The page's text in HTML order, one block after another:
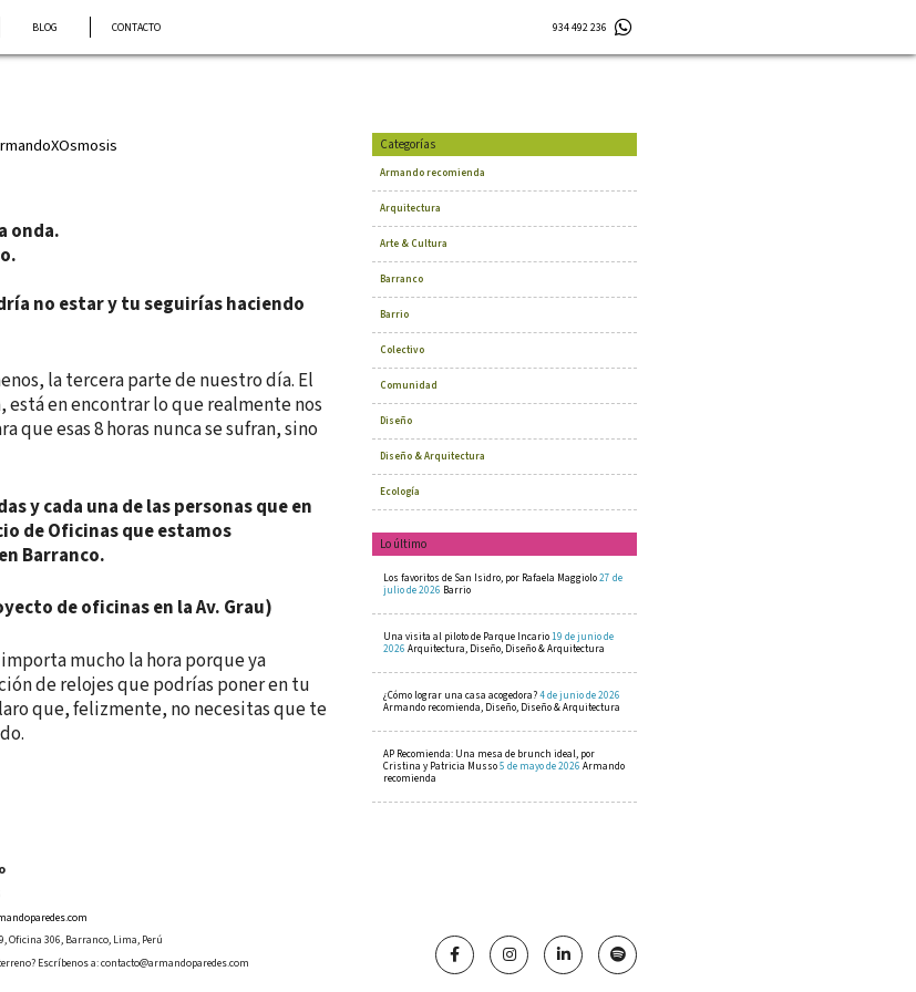
BLOG CONTACTO 934 492 236
onda.
no estar y tu seguirías haciendo
la tercera parte de nuestro día. El
en encontrar lo que realmente nos
que esas 8 horas nunca se sufran, sino
y cada una de las personas que en
de Oficinas que estamos
Barranco.
de oficinas en la Av. Grau)
mucho la hora porque ya
de relojes que podrías poner en tu
que, felizmente, no necesitas que te
Categorías
Armando recomienda
Arquitectura
Arte & Cultura
Barranco
Barrio
Colectivo
Comunidad
Diseño
Diseño & Arquitectura
Ecología
Lo último
Los favoritos de San Isidro, por Rafaela Maggiolo27 de
julio de 2026 Barrio
Una visita al piloto de Parque Incario19 de junio de
2026 Arquitectura, Diseño, Diseño & Arquitectura
¿Cómo lograr una casa acogedora?4 de junio de 2026
Armando recomienda, Diseño, Diseño & Arquitectura
AP Recomienda: Una mesa de brunch ideal, por
Cristina y Patricia Musso5 de mayo de 2026 Armando
recomienda
Oficina 306, Barranco, Lima, Perú
Escríbenos a:contacto@armandoparedes.com